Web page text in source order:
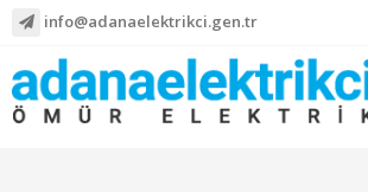
info@adanaelektrikci.gen.tr